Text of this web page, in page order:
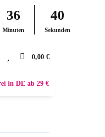
36
Minuten
39
Sekunden
0,00 €
in DE ab 29 €